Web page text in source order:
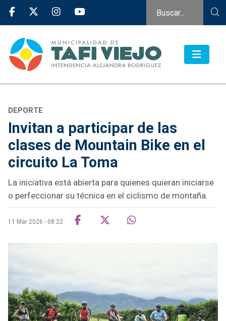
DEPORTE
Invitan a participar de las
clases de Mountain Bike en el
circuito La Toma
La iniciativa está abierta para quienes quieran iniciarse
o perfeccionar su técnica en el ciclismo de montaña.
11 Mar 2026 - 08:22